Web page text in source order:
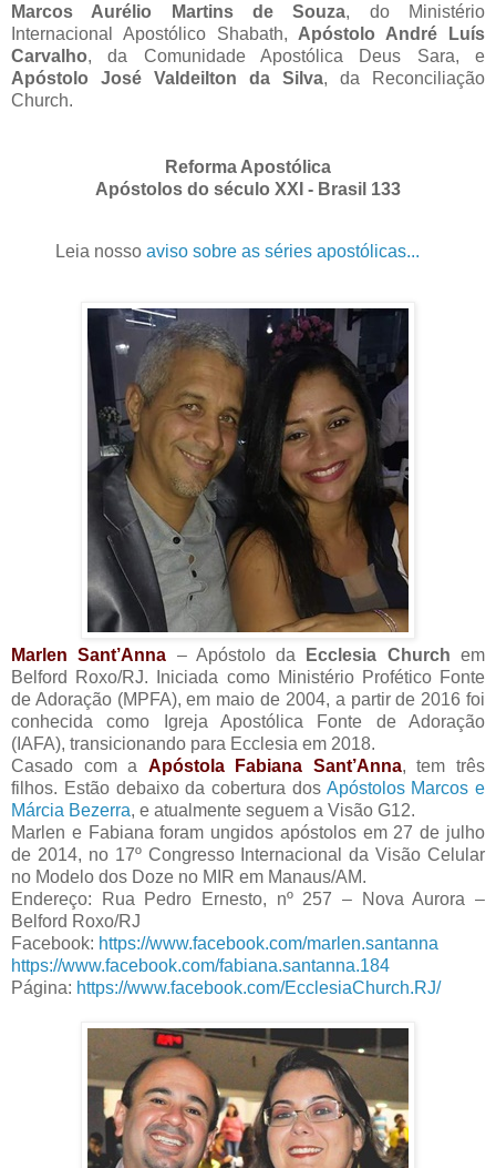
Marcos Aurélio Martins de Souza, do Ministério
Internacional Apostólico Shabath, Apóstolo André Luís
Carvalho, da Comunidade Apostólica Deus Sara, e
Apóstolo José Valdeilton da Silva, da Reconciliação
Church.
Reforma Apostólica
Apóstolos do século XXI - Brasil 133
Leia nosso aviso sobre as séries apostólicas...
Marlen Sant’Anna – Apóstolo da Ecclesia Church em
Belford Roxo/RJ. Iniciada como Ministério Profético Fonte
de Adoração (MPFA), em maio de 2004, a partir de 2016 foi
conhecida como Igreja Apostólica Fonte de Adoração
(IAFA), transicionando para Ecclesia em 2018.
Casado com a Apóstola Fabiana Sant’Anna, tem três
filhos. Estão debaixo da cobertura dos Apóstolos Marcos e
Márcia Bezerra, e atualmente seguem a Visão G12.
Marlen e Fabiana foram ungidos apóstolos em 27 de julho
de 2014, no 17º Congresso Internacional da Visão Celular
no Modelo dos Doze no MIR em Manaus/AM.
Endereço: Rua Pedro Ernesto, nº 257 – Nova Aurora –
Belford Roxo/RJ
Facebook: https://www.facebook.com/marlen.santanna
https://www.facebook.com/fabiana.santanna.184
Página: https://www.facebook.com/EcclesiaChurch.RJ/